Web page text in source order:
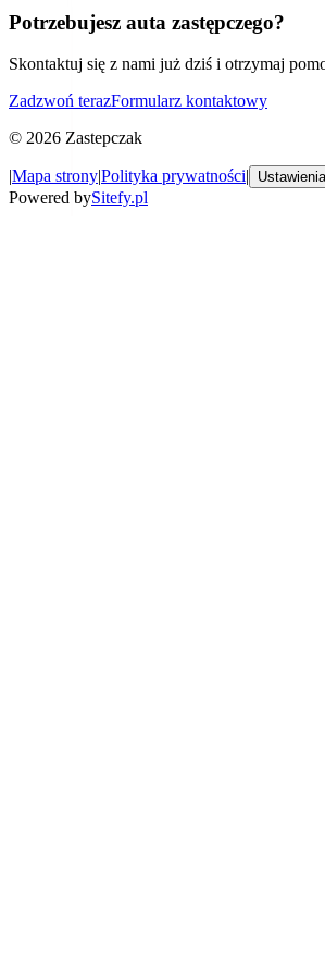
Potrzebujesz auta zastępczego?
Skontaktuj się z nami już dziś i otrzymaj
Zadzwoń terazFormularz kontaktowy
© 2026 Zastepczak
|Mapa strony|Polityka prywatności|
Powered bySitefy.pl